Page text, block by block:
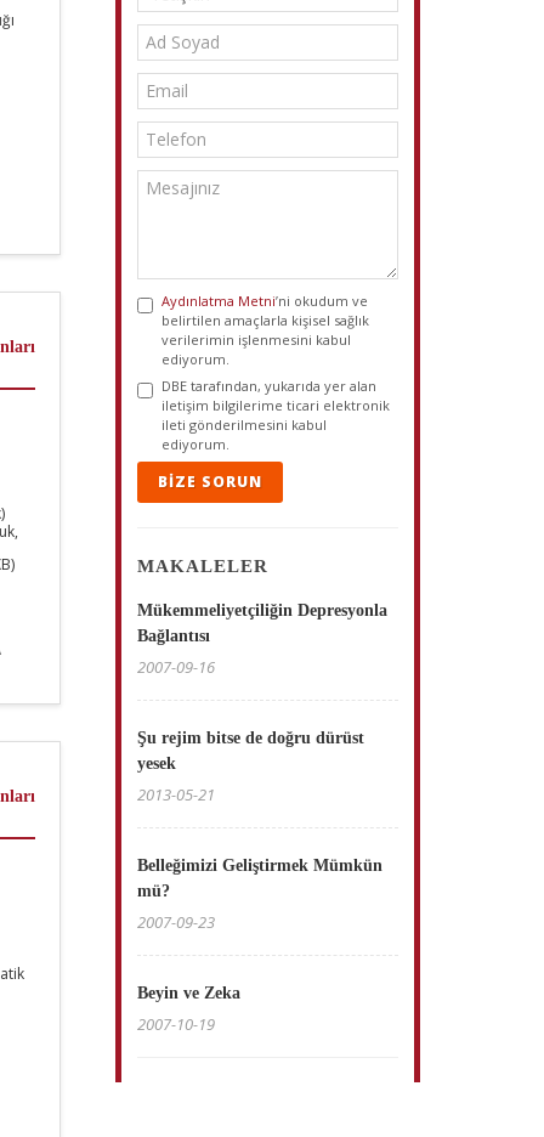
Aydınlatma Metni’ni okudum ve
belirtilen amaçlarla kişisel sağlık
verilerimin işlenmesini kabul
ediyorum.
DBE tarafından, yukarıda yer alan
iletişim bilgilerime ticari elektronik
ileti gönderilmesini kabul
ediyorum.
BIZE SORUN
MAKALELER
Mükemmeliyetçiliğin Depresyonla
Bağlantısı
2007-09-16
Şu rejim bitse de doğru dürüst
yesek
2013-05-21
Belleğimizi Geliştirmek Mümkün
mü?
2007-09-23
Beyin ve Zeka
2007-10-19